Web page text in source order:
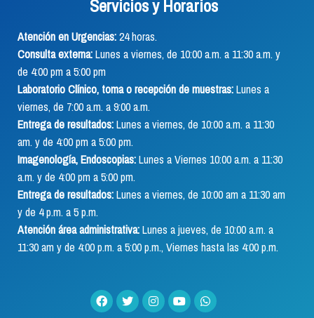
Servicios y Horarios
Atención en Urgencias:24 horas.
Consulta externa:Lunes a viernes, de 10:00 a.m. a 11:30 a.m. y
de 4:00 pm a 5:00 pm
Laboratorio Clínico, toma o recepción de muestras:Lunes a
viernes, de 7:00 a.m. a 9:00 a.m.
Entrega de resultados:Lunes a viernes, de 10:00 a.m. a 11:30
am. y de 4:00 pm a 5:00 pm.
Imagenología, Endoscopias:Lunes a Viernes 10:00 a.m. a 11:30
a.m. y de 4:00 pm a 5:00 pm.
Entrega de resultados:Lunes a viernes, de 10:00 am a 11:30 am
y de 4 p.m. a 5 p.m.
Atención área administrativa:Lunes a jueves, de 10:00 a.m. a
11:30 am y de 4:00 p.m. a 5:00 p.m., Viernes hasta las 4:00 p.m.